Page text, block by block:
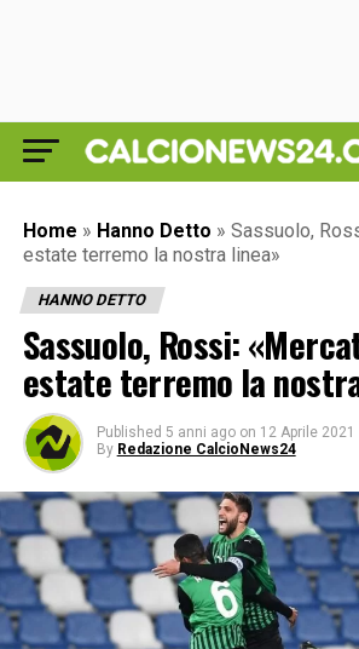
Home » Hanno Detto » Sassuolo,
estate terremo la nostra linea»
HANNO DETTO
Sassuolo, Rossi:
estate terremo la
Published 5 anni ago on 12 Aprile 2021
By Redazione CalcioNews24